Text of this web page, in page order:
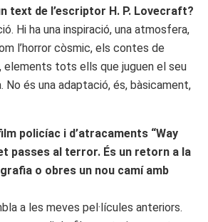
text de l’escriptor H. P. Lovecraft?
Hi ha una inspiració, una atmosfera,
l’horror còsmic, els contes de
elements tots ells que juguen el seu
No és una adaptació, és, bàsicament,
policíac i d’atracaments “Way
passes al terror. És un retorn a la
o obres un nou camí amb
a les meves pel·lícules anteriors.